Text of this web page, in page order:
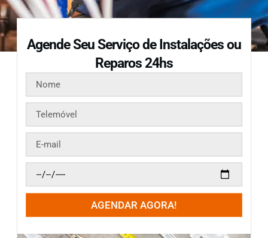
Agende Seu Serviço de Instalações ou
Reparos 24hs
AGENDAR AGORA!